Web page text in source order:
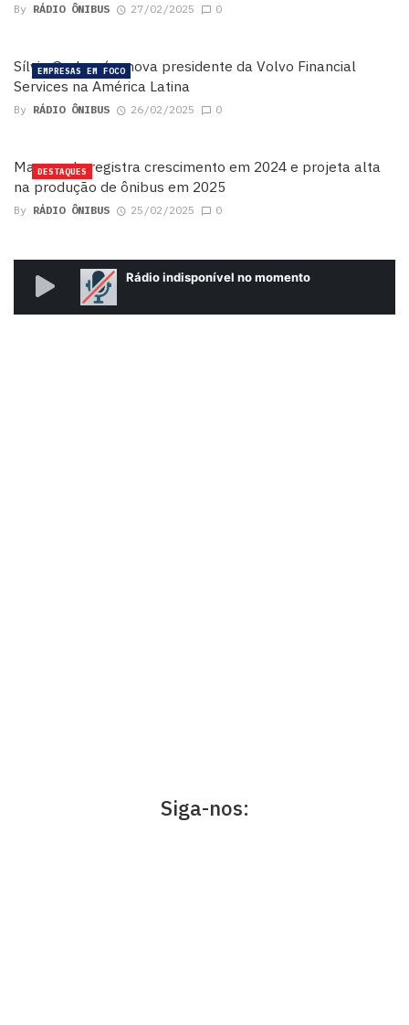
By RÁDIO ÔNIBUS 27/02/2025 0
Sílvia Gerber é a nova presidente da Volvo Financial
Services na América Latina
By RÁDIO ÔNIBUS 26/02/2025 0
EMPRESAS EM FOCO
Marcopolo registra crescimento em 2024 e projeta alta
na produção de ônibus em 2025
By RÁDIO ÔNIBUS 25/02/2025 0
DESTAQUES
Siga-nos: